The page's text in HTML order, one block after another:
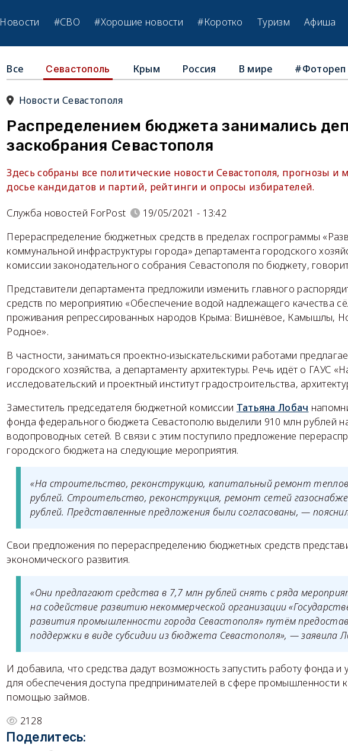
Новости #СВО #Хорошие новости #Коротко Туризм Афиша
Все Севастополь Крым Россия В мире #Фотореп
Новости Севастополя
Распределением бюджета занимались
заскобрания Севастополя
Здесь собраны все политические новости Севастополя, прогнозы и
досье кандидатов и партий, рейтинги и опросы избирателей.
Служба новостей ForPost
19/05/2021 - 13:42
Перераспределение бюджетных средств в пределах госпрограммы
коммунальной инфраструктуры города» департамента городского
комиссии законодательного собрания Севастополя по бюджету,
Представители департамента предложили изменить главного
средств по мероприятию «Обеспечение водой надлежащего качества
проживания репрессированных народов Крыма: Вишнёвое, Камышлы,
Родное».
В частности, заниматься проектно-изыскательскими работами
городского хозяйства, а департаменту архитектуры. Речь идёт о ГАУС
исследовательский и проектный институт градостроительства,
Заместитель председателя бюджетной комиссии Татьяна Лобач
фонда федерального бюджета Севастополю выделили 910 млн рублей
водопроводных сетей. В связи с этим поступило предложение
городского бюджета на следующие мероприятия.
«На строительство, реконструкцию, капитальный ремонт
рублей. Строительство, реконструкция, ремонт сетей
рублей. Представленные предложения были согласованы, —
Свои предложения по перераспределению бюджетных средств
экономического развития.
«Они предлагают средства в 7,7 млн рублей снять с ряда
на содействие развитию некоммерческой организации
развития промышленности города Севастополя» путём
поддержки в виде субсидии из бюджета Севастополя», — заявила
И добавила, что средства дадут возможность запустить работу фонда и
для обеспечения доступа предпринимателей в сфере промышленности
помощью займов.
2128
Поделитесь: